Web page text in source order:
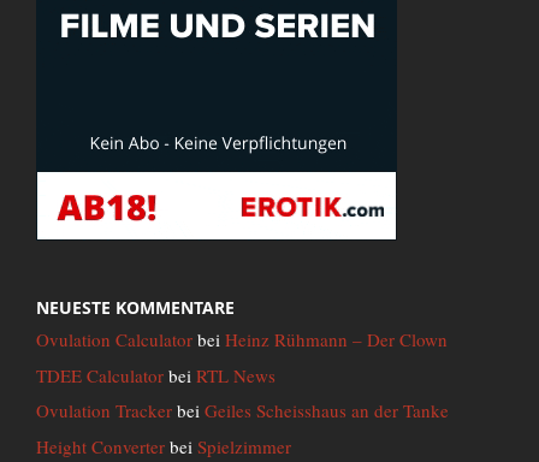
NEUESTE KOMMENTARE
Ovulation Calculator bei Heinz Rühmann – Der Clown
TDEE Calculator bei RTL News
Ovulation Tracker bei Geiles Scheisshaus an der Tanke
Height Converter bei Spielzimmer